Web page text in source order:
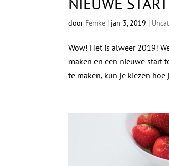
door Femke | jan 3, 2019 |
Wow! Het is alweer 2019!
maken en een nieuwe start
te maken, kun je kiezen hoe